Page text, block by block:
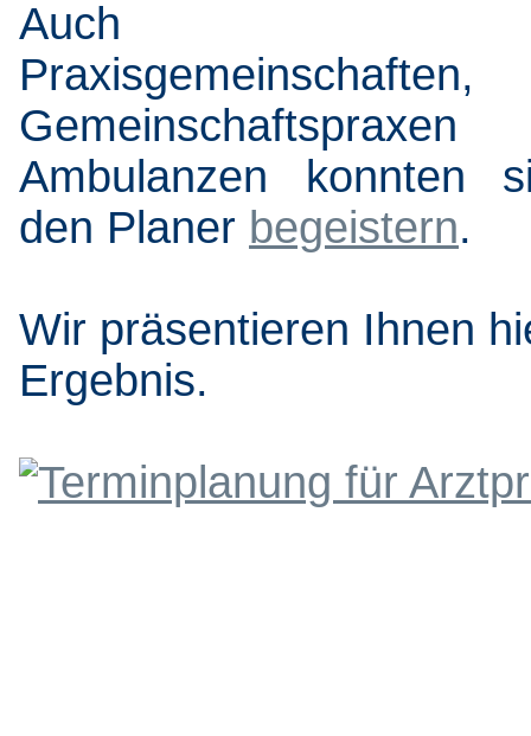
Auch
Praxisgemeinschaften,
Ambulanzen konnten
den Planer begeistern.
Wir präsentieren Ihnen
Ergebnis.